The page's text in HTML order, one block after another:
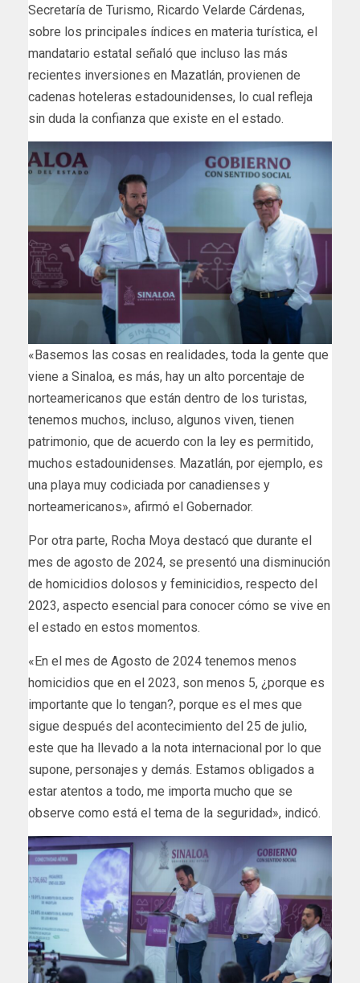
Secretaría de Turismo, Ricardo Velarde Cárdenas,
sobre los principales índices en materia turística, el
mandatario estatal señaló que incluso las más
recientes inversiones en Mazatlán, provienen de
cadenas hoteleras estadounidenses, lo cual refleja
sin duda la confianza que existe en el estado.
«Basemos las cosas en realidades, toda la gente que
viene a Sinaloa, es más, hay un alto porcentaje de
norteamericanos que están dentro de los turistas,
tenemos muchos, incluso, algunos viven, tienen
patrimonio, que de acuerdo con la ley es permitido,
muchos estadounidenses. Mazatlán, por ejemplo, es
una playa muy codiciada por canadienses y
norteamericanos», afirmó el Gobernador.
Por otra parte, Rocha Moya destacó que durante el
mes de agosto de 2024, se presentó una disminución
de homicidios dolosos y feminicidios, respecto del
2023, aspecto esencial para conocer cómo se vive en
el estado en estos momentos.
«En el mes de Agosto de 2024 tenemos menos
homicidios que en el 2023, son menos 5, ¿porque es
importante que lo tengan?, porque es el mes que
sigue después del acontecimiento del 25 de julio,
este que ha llevado a la nota internacional por lo que
supone, personajes y demás. Estamos obligados a
estar atentos a todo, me importa mucho que se
observe como está el tema de la seguridad», indicó.